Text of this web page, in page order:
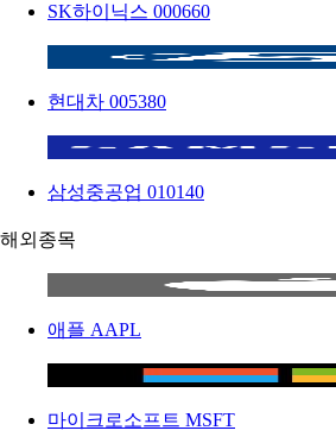
SK하이닉스 000660
현대차 005380
삼성중공업 010140
해외종목
애플 AAPL
마이크로소프트 MSFT